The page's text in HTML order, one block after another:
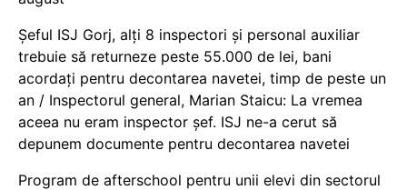
Șeful ISJ Gorj, alți 8 inspectori și personal auxiliar
trebuie să returneze peste 55.000 de lei, bani
acordați pentru decontarea navetei, timp de peste un
an / Inspectorul general, Marian Staicu: La vremea
aceea nu eram inspector șef. ISJ ne-a cerut să
depunem documente pentru decontarea navetei
Program de afterschool pentru unii elevi din sectorul